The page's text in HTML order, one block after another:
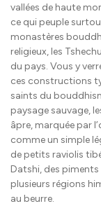
vallées de haute
ce qui peuple
monastères
religieux, les
du pays. Vous y
ces constructions
saints du
paysage sauvage,
âpre, marquée par
comme un simple
de petits raviolis
Datshi, des
plusieurs régions
au beurre.